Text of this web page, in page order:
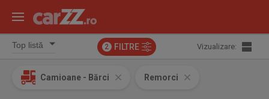
2 FILTRE Vizualizare:
Camioane - Bărci Remorci